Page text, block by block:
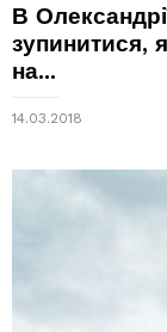
В
зупинитися,
на...
14.03.2018